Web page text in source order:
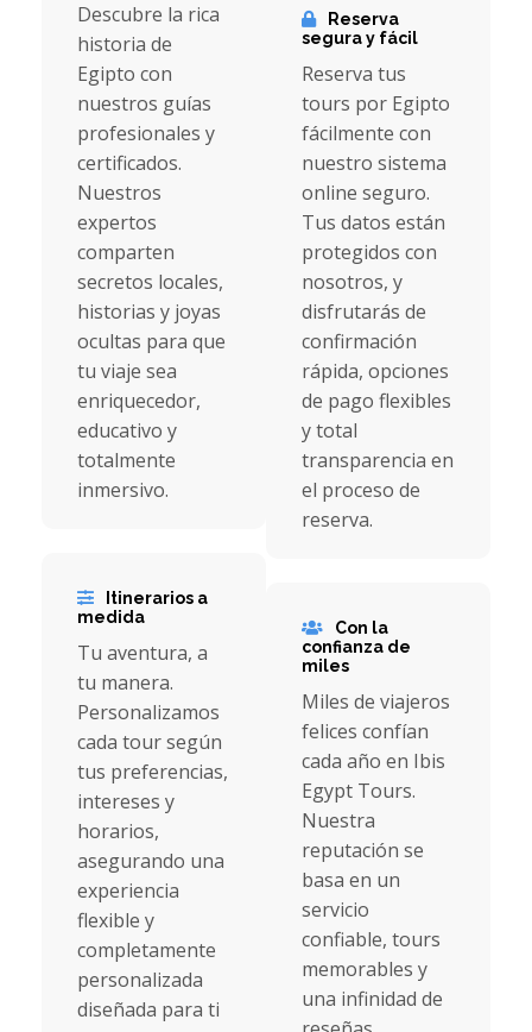
Descubre la rica
historia de
Egipto con
nuestros guías
profesionales y
certificados.
Nuestros
expertos
comparten
secretos locales,
historias y joyas
ocultas para que
tu viaje sea
enriquecedor,
educativo y
totalmente
inmersivo.
Itinerarios a
medida
Tu aventura, a
tu manera.
Personalizamos
cada tour según
tus preferencias,
intereses y
horarios,
asegurando una
experiencia
flexible y
completamente
personalizada
diseñada para ti
Reserva
segura y fácil
Reserva tus
tours por Egipto
fácilmente con
nuestro sistema
online seguro.
Tus datos están
protegidos con
nosotros, y
disfrutarás de
confirmación
rápida, opciones
de pago flexibles
y total
transparencia en
el proceso de
reserva.
Con la
confianza de
miles
Miles de viajeros
felices confían
cada año en Ibis
Egypt Tours.
Nuestra
reputación se
basa en un
servicio
confiable, tours
memorables y
una infinidad de